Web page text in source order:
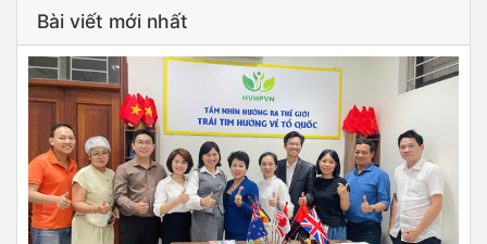
Bài viết mới nhất